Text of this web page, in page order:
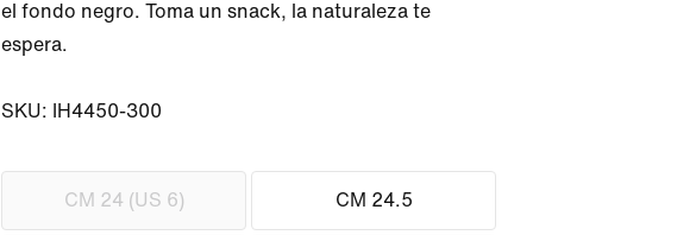
el fondo negro. Toma un snack, la naturaleza te
espera.
SKU: IH4450-300
CM 24 (US 6) CM 24.5